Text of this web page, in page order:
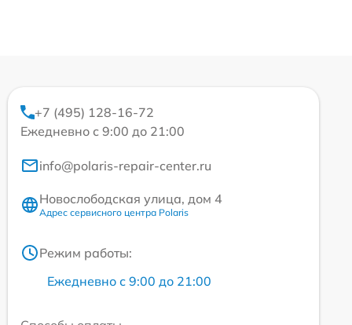
+7 (495) 128-16-72
Ежедневно с 9:00 до 21:00
info@polaris-repair-center.ru
Новослободская улица, дом 4
Адрес сервисного центра Polaris
Режим работы:
Ежедневно с 9:00 до 21:00